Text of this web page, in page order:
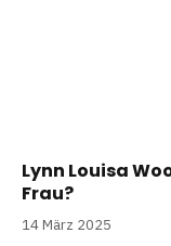
Lynn Louisa
Frau?
14 März 2025